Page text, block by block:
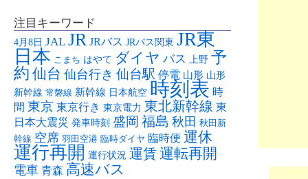
注目キーワード
4月8日 JAL JR JRバス JRバス関東 JR東
日本 こまち はやて ダイヤ バス 上野 予
約 仙台 仙台行き 仙台駅 停電 山形 山形
新幹線 常磐線 新幹線 日本航空 時刻表 時
間 東京 東京行き 東京電力 東北新幹線 東
日本大震災 発車時刻 盛岡 福島 秋田 秋田新
幹線 空席 羽田空港 臨時ダイヤ 臨時便 運休
運行再開 運行状況 運賃運転再開
電車 青森 高速バス